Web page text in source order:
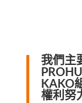
我們主
KAKO
權利努